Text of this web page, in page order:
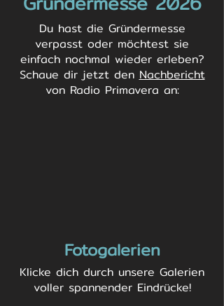
Du hast die Gründermesse
verpasst oder möchtest sie
einfach nochmal wieder erleben?
Schaue dir jetzt denNachbericht
von Radio Primavera an:
Fotogalerien
Klicke dich durch unsere Galerien
voller spannender Eindrücke!